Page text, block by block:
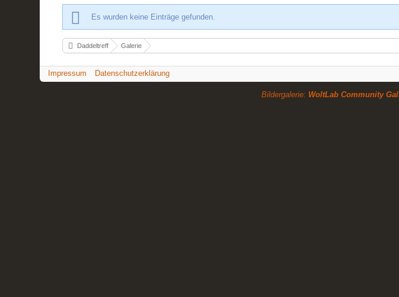
Es wurden keine Einträge gefunden.
Daddeltreff Galerie
Impressum Datenschutzerklärung
Bildergalerie: WoltLab Community